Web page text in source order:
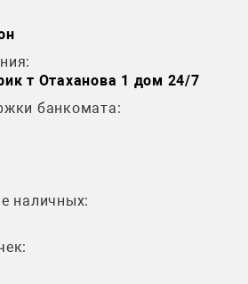
т Отаханова 1 дом 24/7
банкомата:
наличных: